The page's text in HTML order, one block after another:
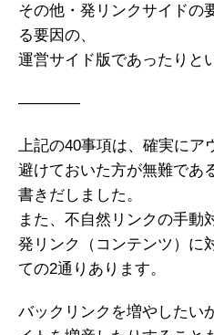
その他・発リンクサイドの
る要因の、
運営サイド版であったりと
————
上記の40事項は、確実にア
避けておいた方が無難であ
書きだしました。
また、不自然リンクの手動
発リンク（コンテンツ）に
ての2通りあります。
バックリンクを増やしたい